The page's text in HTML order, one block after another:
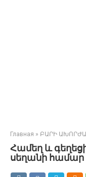
Главная » ԲԱՐԻ
Համեղ և
սեղանի համար